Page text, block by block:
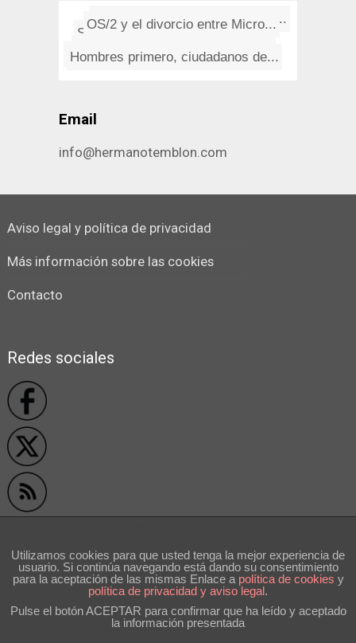
El mejor cliente VNC para Mac ...
Social Distortion: Ball And Ch...
El excéntrico Sir Cavendish (...
Peter Murphy, un vampiro en e...
"Pasa y sigue", de Gabriel Cel...
Hombres primero, ciudadanos de...
OS/2 y el divorcio entre Micro...
Email
info@hermanotemblon.com
Aviso legal y política de privacidad
Más información sobre las cookies
Contacto
Redes sociales
```
Utilizamos cookies para que usted tenga la mejor experiencia de
usuario. Si continúa navegando está dando su consentimiento
para la aceptación de las mismas Enlace a polí­tica de cookies y
política de privacidad y aviso legal.
Pulse el botón ACEPTAR para confirmar que ha leído y aceptado
la información presentada